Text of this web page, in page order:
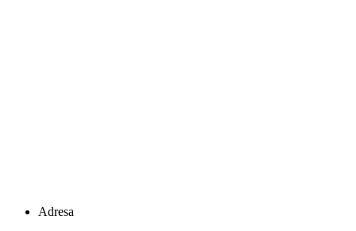
Adresa